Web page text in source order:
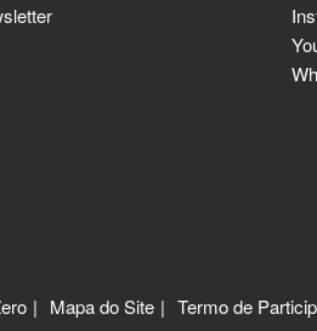
Mapa do Site Termo de